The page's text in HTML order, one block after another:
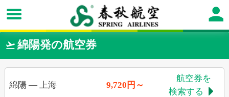
 綿陽発の航空券
綿陽— 上海 9,720円～
航空券を
検索する
